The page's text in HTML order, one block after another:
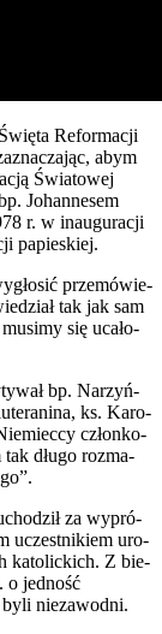
Refor­ma­cji
abym
Świa­to­wej
Johan­ne­sem
r. w inau­gu­ra­cji
papie­skiej.
prze­mó­wie­
tak jak sam
się uca­ło­
bp. Narzyń­
ks. Karo­
człon­ko­
dłu­go roz­ma­
za wypró­
uczest­ni­kiem uro­
kato­lic­kich. Z bie­
o jed­ność
nie­za­wod­ni.